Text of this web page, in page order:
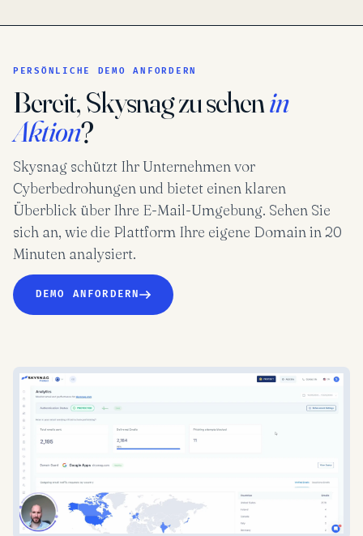
PERSÖNLICHE DEMO ANFORDERN
Bereit, Skysnag zu sehenin
Aktion?
Skysnag schützt Ihr Unternehmen vor
Cyberbedrohungen und bietet einen klaren
Überblick über Ihre E-Mail-Umgebung. Sehen Sie
sich an, wie die Plattform Ihre eigene Domain in 20
Minuten analysiert.
DEMO ANFORDERN